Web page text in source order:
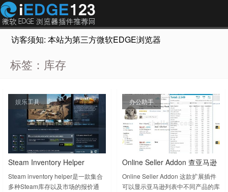
访客须知: 本站为第三方微软EDGE浏览器插件推荐网站，
标签：库存
娱乐工具
Steam Inventory Helper
Steam库存查询助手
Steam inventory helper是一款集合
多种Steam库存以及市场的报价通
办公助手
Online Seller Addon 查亚马逊
库存的卖家工具插件
Online Seller Addon 这款扩展插件
可以显示亚马逊列表中不同产品的库